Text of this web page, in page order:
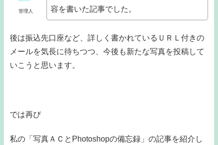
管理人
容を書いた記事でした。
後は振込先口座など、詳しく書かれているＵＲＬ付きの
メールを気長に待ちつつ、今後も新たな写真を投稿して
いこうと思います。
では再び
私の「写真ＡＣとPhotoshopの備忘録」の記事を紹介し